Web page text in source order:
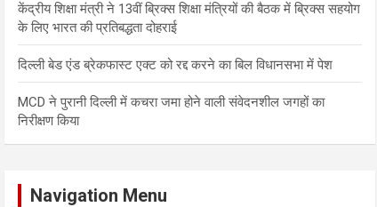
केंद्रीय शिक्षा मंत्री ने 13वीं ब्रिक्स शिक्षा मंत्रियों की बैठक में ब्रिक्स सहयोग
के लिए भारत की प्रतिबद्धता दोहराई
दिल्ली बेड एंड ब्रेकफास्ट एक्ट को रद्द करने का बिल विधानसभा में पेश
MCD ने पुरानी दिल्ली में कचरा जमा होने वाली संवेदनशील जगहों का
निरीक्षण किया
Navigation Menu